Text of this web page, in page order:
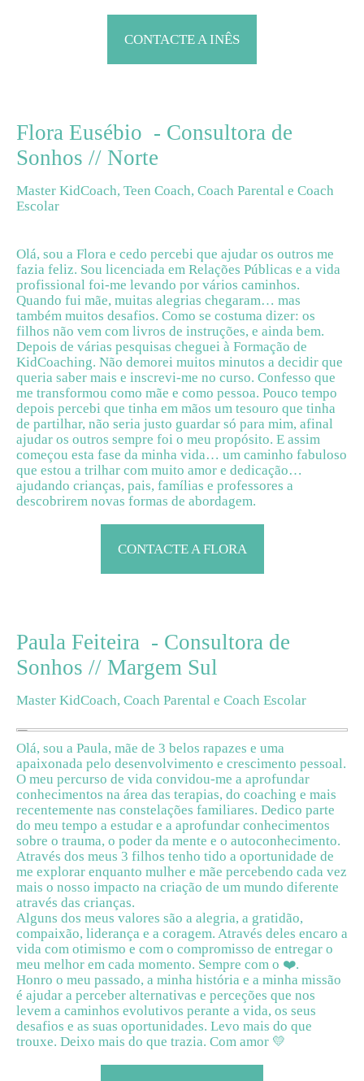
CONTACTE A INÊS
Flora Eusébio - Consultora de
Sonhos // Norte
Master KidCoach, Teen Coach, Coach Parental e Coach
Escolar
Olá, sou a Flora e cedo percebi que ajudar os outros me
fazia feliz. Sou licenciada em Relações Públicas e a vida
profissional foi-me levando por vários caminhos.
Quando fui mãe, muitas alegrias chegaram… mas
também muitos desafios. Como se costuma dizer: os
filhos não vem com livros de instruções, e ainda bem.
Depois de várias pesquisas cheguei à Formação de
KidCoaching. Não demorei muitos minutos a decidir que
queria saber mais e inscrevi-me no curso. Confesso que
me transformou como mãe e como pessoa. Pouco tempo
depois percebi que tinha em mãos um tesouro que tinha
de partilhar, não seria justo guardar só para mim, afinal
ajudar os outros sempre foi o meu propósito. E assim
começou esta fase da minha vida… um caminho fabuloso
que estou a trilhar com muito amor e dedicação…
ajudando crianças, pais, famílias e professores a
descobrirem novas formas de abordagem.
CONTACTE A FLORA
Paula Feiteira - Consultora de
Sonhos // Margem Sul
Master KidCoach, Coach Parental e Coach Escolar
Olá, sou a Paula, mãe de 3 belos rapazes e uma
apaixonada pelo desenvolvimento e crescimento pessoal.
O meu percurso de vida convidou-me a aprofundar
conhecimentos na área das terapias, do coaching e mais
recentemente nas constelações familiares. Dedico parte
do meu tempo a estudar e a aprofundar conhecimentos
sobre o trauma, o poder da mente e o autoconhecimento.
Através dos meus 3 filhos tenho tido a oportunidade de
me explorar enquanto mulher e mãe percebendo cada vez
mais o nosso impacto na criação de um mundo diferente
através das crianças.
Alguns dos meus valores são a alegria, a gratidão,
compaixão, liderança e a coragem. Através deles encaro a
vida com otimismo e com o compromisso de entregar o
meu melhor em cada momento. Sempre com o ❤️.
Honro o meu passado, a minha história e a minha missão
é ajudar a perceber alternativas e perceções que nos
levem a caminhos evolutivos perante a vida, os seus
desafios e as suas oportunidades. Levo mais do que
trouxe. Deixo mais do que trazia. Com amor 💛